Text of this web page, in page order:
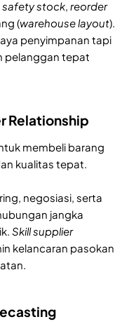
safety stock, reorder
(warehouse layout).
penyimpanan tapi
pelanggan tepat
Relationship
membeli barang
kualitas tepat.
negosiasi, serta
jangka
Skillsupplier
kelancaran pasokan